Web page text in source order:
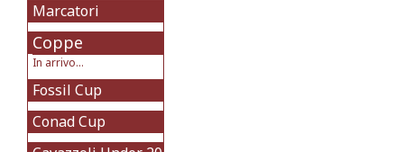
Marcatori
Coppe
In arrivo...
Fossil Cup
Conad Cup